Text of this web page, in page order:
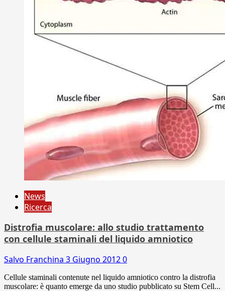
News
Ricerca
Distrofia muscolare: allo studio trattamento
con cellule staminali del liquido amniotico
Salvo Franchina 3 Giugno 20120
Cellule staminali contenute nel liquido amniotico contro la distrofia
muscolare: è quanto emerge da uno studio pubblicato su Stem Cell...